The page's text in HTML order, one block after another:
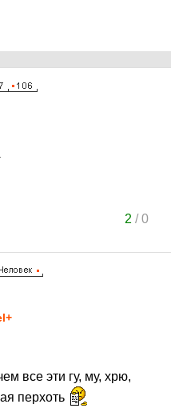
2 /0
все эти гу, му, хрю,
перхоть